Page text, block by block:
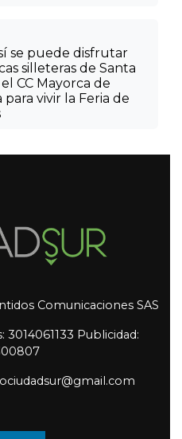
se puede disfrutar
silleteras de Santa
CC Mayorca de
para vivir la Feria de
Comunicaciones SAS
3014061133 Publicidad: